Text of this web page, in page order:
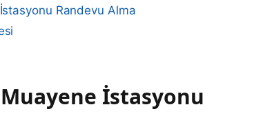
Randevu Alma
İstasyonu